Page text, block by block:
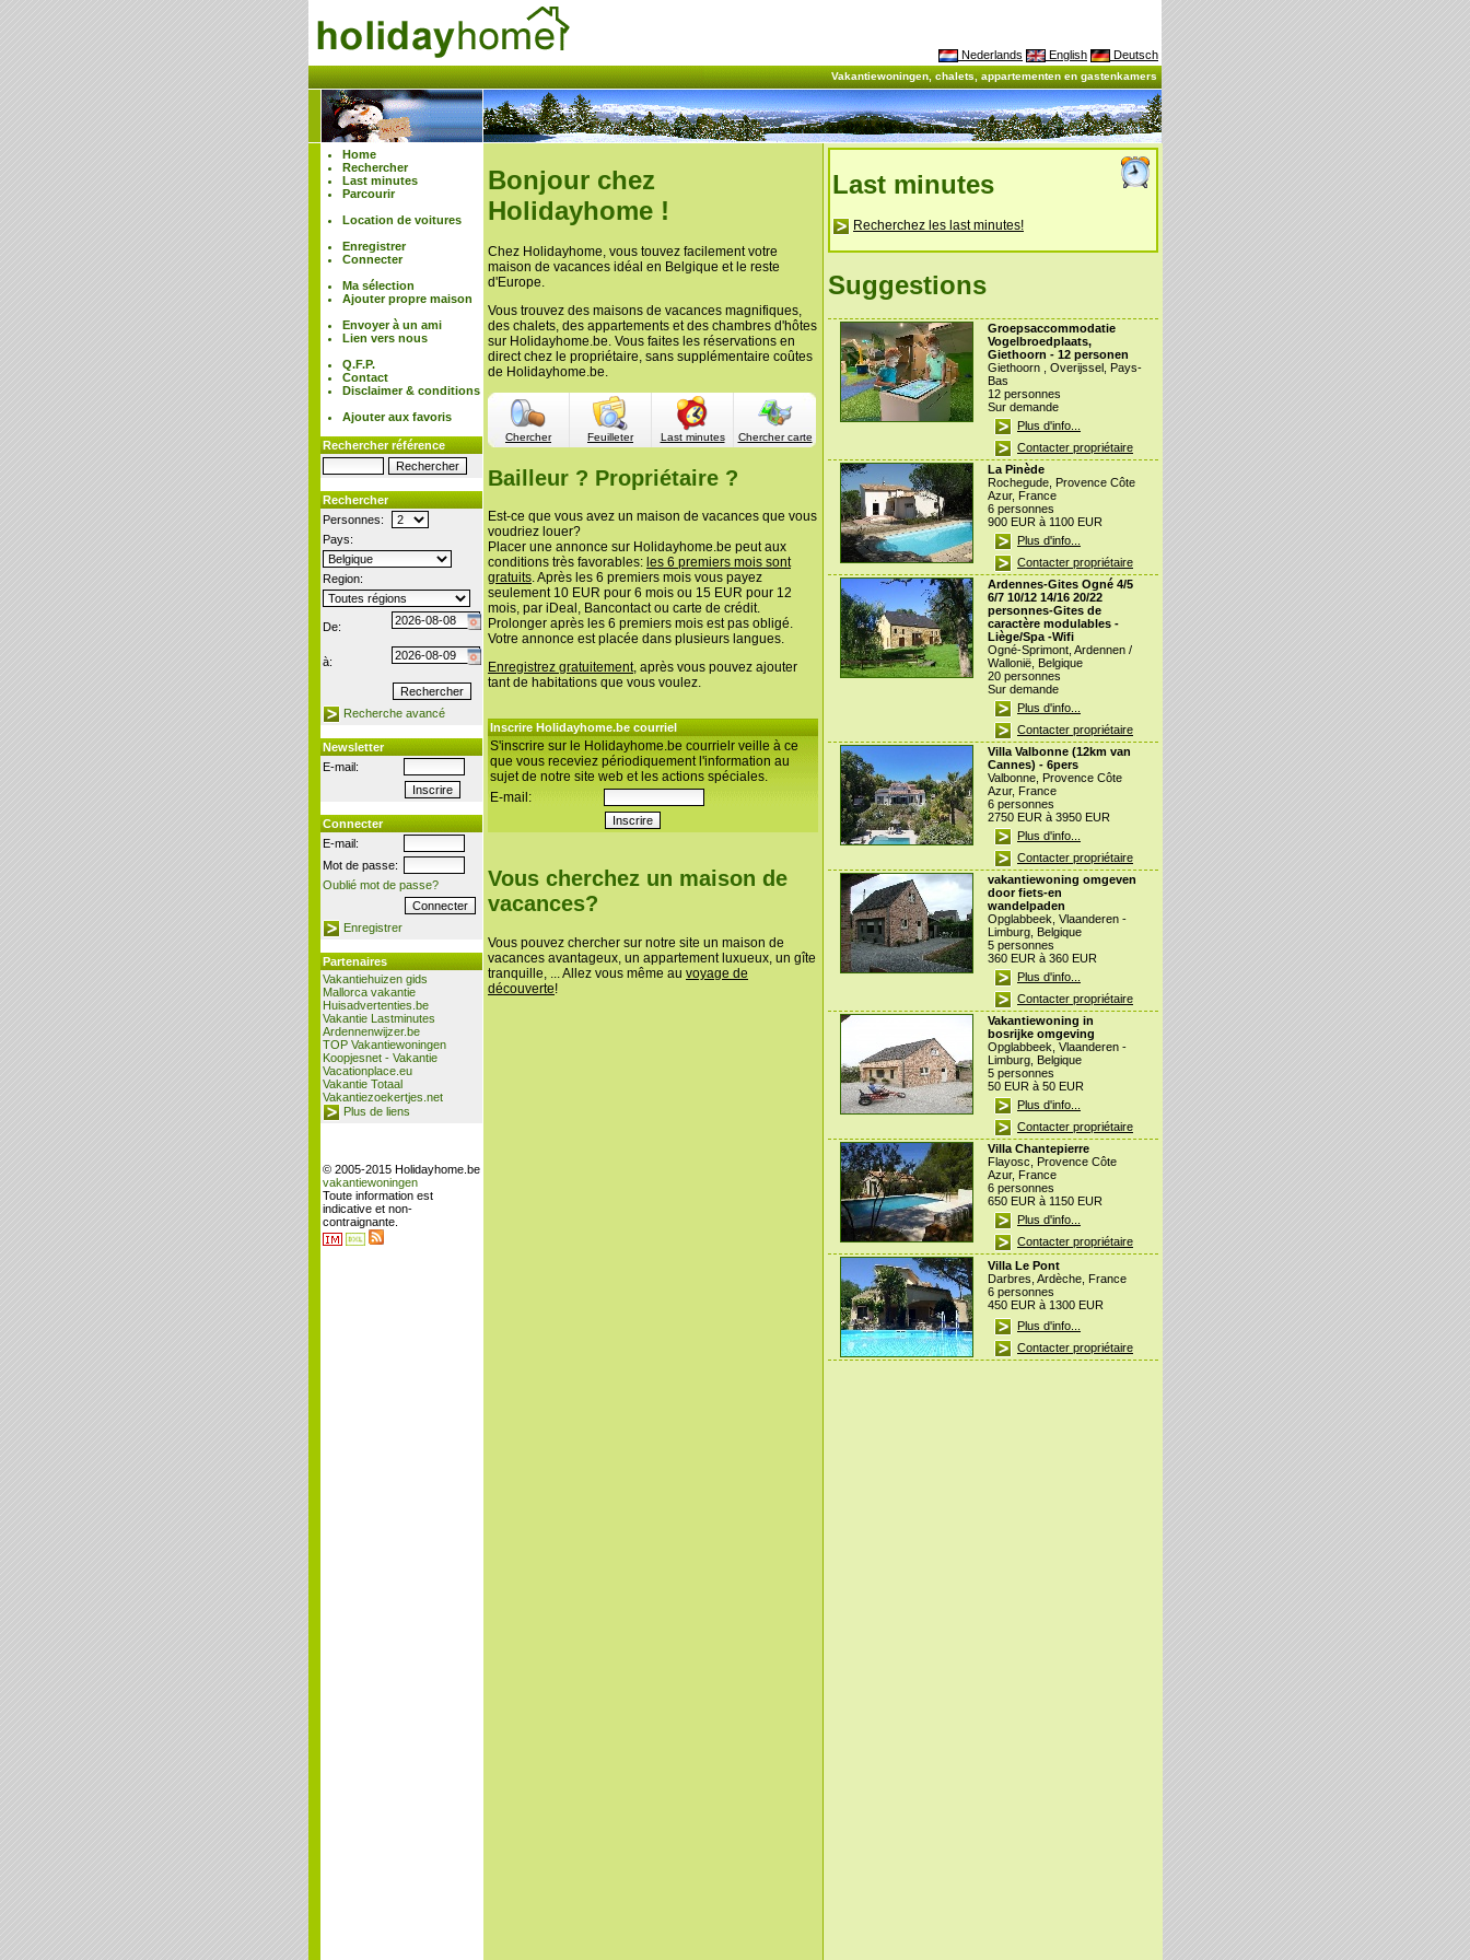
Nederlands English Deutsch
Vakantiewoningen, chalets, appartementen en gastenkamers
Home
Rechercher
Last minutes
Parcourir
Location de voitures
Enregistrer
Connecter
Ma sélection
Ajouter propre maison
Envoyer à un ami
Lien vers nous
Q.F.P.
Contact
Disclaimer & conditions
Ajouter aux favoris
Rechercher référence
Rechercher
Personnes:
Pays:
Region:
De:
à:
Recherche avancé
Newsletter
E-mail:
Connecter
E-mail:
Mot de passe:
Oublié mot de passe?
Enregistrer
Partenaires
Vakantiehuizen gids
Mallorca vakantie
Huisadvertenties.be
Vakantie Lastminutes
Ardennenwijzer.be
TOP Vakantiewoningen
Koopjesnet - Vakantie
Vacationplace.eu
Vakantie Totaal
Vakantiezoekertjes.net
Plus de liens
© 2005-2015 Holidayhome.be
vakantiewoningen
Toute information est
indicative et non-
contraignante.
Bonjour chez
Holidayhome !
Chez Holidayhome, vous touvez facilement votre
maison de vacances idéal en Belgique et le reste
d'Europe.
Vous trouvez des maisons de vacances magnifiques,
des chalets, des appartements et des chambres d'hôtes
sur Holidayhome.be. Vous faites les réservations en
direct chez le propriétaire, sans supplémentaire coûtes
de Holidayhome.be.
Chercher Feuilleter Last minutes Chercher carte
Bailleur ? Propriétaire ?
Est-ce que vous avez un maison de vacances que vous
voudriez louer?
Placer une annonce sur Holidayhome.be peut aux
conditions très favorables: les 6 premiers mois sont
gratuits. Après les 6 premiers mois vous payez
seulement 10 EUR pour 6 mois ou 15 EUR pour 12
mois, par iDeal, Bancontact ou carte de crédit.
Prolonger après les 6 premiers mois est pas obligé.
Votre annonce est placée dans plusieurs langues.
Enregistrez gratuitement, après vous pouvez ajouter
tant de habitations que vous voulez.
Inscrire Holidayhome.be courriel
S'inscrire sur le Holidayhome.be courrielr veille à ce
que vous receviez périodiquement l'information au
sujet de notre site web et les actions spéciales.
E-mail:
Vous cherchez un maison de
vacances?
Vous pouvez chercher sur notre site un maison de
vacances avantageux, un appartement luxueux, un gîte
tranquille, ... Allez vous même au voyage de
découverte!
Last minutes
Recherchez les last minutes!
Suggestions
Groepsaccommodatie
Vogelbroedplaats,
Giethoorn - 12 personen
Giethoorn , Overijssel, Pays-
Bas
12 personnes
Sur demande
Plus d'info...
Contacter propriétaire
La Pinède
Rochegude, Provence Côte
Azur, France
6 personnes
900 EUR à 1100 EUR
Plus d'info...
Contacter propriétaire
Ardennes-Gites Ogné 4/5
6/7 10/12 14/16 20/22
personnes-Gites de
caractère modulables -
Liège/Spa -Wifi
Ogné-Sprimont, Ardennen /
Wallonië, Belgique
20 personnes
Sur demande
Plus d'info...
Contacter propriétaire
Villa Valbonne (12km van
Cannes) - 6pers
Valbonne, Provence Côte
Azur, France
6 personnes
2750 EUR à 3950 EUR
Plus d'info...
Contacter propriétaire
vakantiewoning omgeven
door fiets-en
wandelpaden
Opglabbeek, Vlaanderen -
Limburg, Belgique
5 personnes
360 EUR à 360 EUR
Plus d'info...
Contacter propriétaire
Vakantiewoning in
bosrijke omgeving
Opglabbeek, Vlaanderen -
Limburg, Belgique
5 personnes
50 EUR à 50 EUR
Plus d'info...
Contacter propriétaire
Villa Chantepierre
Flayosc, Provence Côte
Azur, France
6 personnes
650 EUR à 1150 EUR
Plus d'info...
Contacter propriétaire
Villa Le Pont
Darbres, Ardèche, France
6 personnes
450 EUR à 1300 EUR
Plus d'info...
Contacter propriétaire